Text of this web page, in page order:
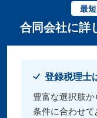
最短
合同会社に詳
登録税理士
豊富な選択肢
条件に合わせ